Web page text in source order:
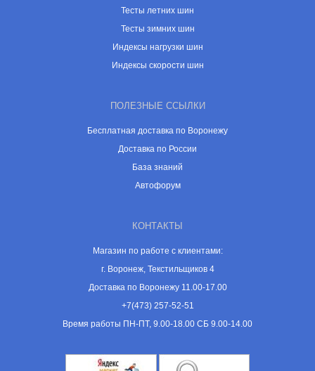
Тесты летних шин
Тесты зимних шин
Индексы нагрузки шин
Индексы скорости шин
ПОЛЕЗНЫЕ ССЫЛКИ
Бесплатная доставка по Воронежу
Доставка по России
База знаний
Автофорум
КОНТАКТЫ
Магазин по работе с клиентами:
г. Воронеж, Текстильщиков 4
Доставка по Воронежу 11.00-17.00
+7(473) 257-52-51
Время работы ПН-ПТ, 9.00-18.00 СБ 9.00-14.00